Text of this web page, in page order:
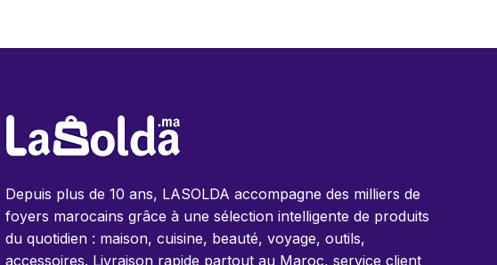
Depuis plus de 10 ans, LASOLDA accompagne des milliers de
foyers marocains grâce à une sélection intelligente de produits
du quotidien : maison, cuisine, beauté, voyage, outils,
accessoires. Livraison rapide partout au Maroc, service client